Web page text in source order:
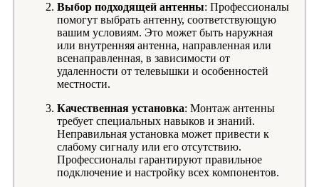
Выбор подходящей антенны: Профессионалы
помогут выбрать антенну, соответствующую
вашим условиям. Это может быть наружная
или внутренняя антенна, направленная или
всенаправленная, в зависимости от
удаленности от телевышки и особенностей
местности.
Качественная установка: Монтаж антенны
требует специальных навыков и знаний.
Неправильная установка может привести к
слабому сигналу или его отсутствию.
Профессионалы гарантируют правильное
подключение и настройку всех компонентов.